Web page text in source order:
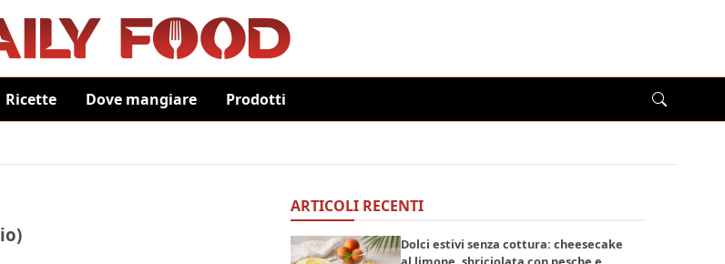
Ricette Dove mangiare Prodotti
ARTICOLI RECENTI
Dolci estivi senza cottura: cheesecake